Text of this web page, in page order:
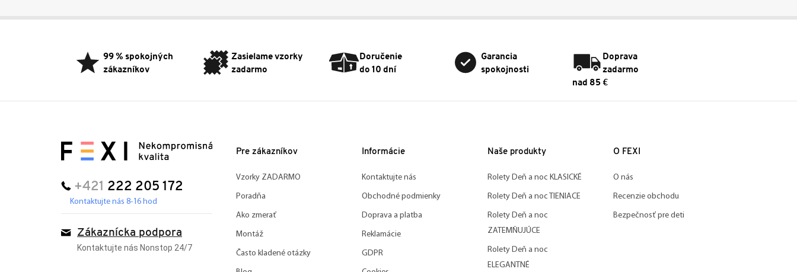
e
99 % spokojných
zákazníkov
Zasielame vzorky
zadarmo
Doručenie
do 10 dní
Garancia
spokojnosti
Doprava
zadarmo
nad 85 €
+421 222 205 172
Kontaktujte nás 8-16 hod
Zákaznícka podpora
Kontaktujte nás Nonstop 24/7
Pre zákazníkov
Vzorky ZADARMO
Poradňa
Ako zmerať
Montáž
Často kladené otázky
Informácie
Kontaktujte nás
Obchodné podmienky
Doprava a platba
Reklamácie
GDPR
Naše produkty
Rolety Deň a noc KLASICKÉ
Rolety Deň a noc TIENIACE
Rolety Deň a noc
ZATEMŇUJÚCE
Rolety Deň a noc
ELEGANTNÉ
O FEXI
O nás
Recenzie obchodu
Bezpečnosť pre deti